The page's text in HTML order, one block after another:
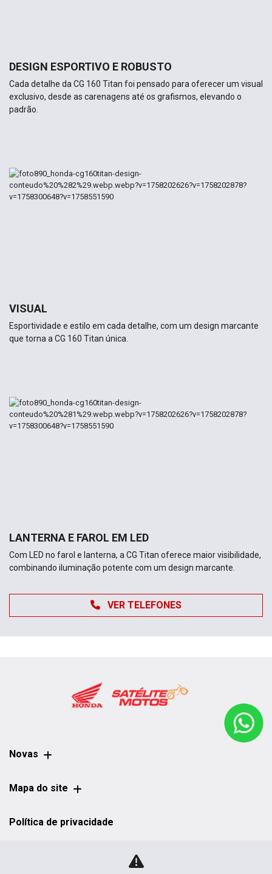
DESIGN ESPORTIVO E ROBUSTO
Cada detalhe da CG 160 Titan foi pensado para oferecer um visual
exclusivo, desde as carenagens até os grafismos, elevando o
padrão.
VISUAL
Esportividade e estilo em cada detalhe, com um design marcante
que torna a CG 160 Titan única.
LANTERNA E FAROL EM LED
Com LED no farol e lanterna, a CG Titan oferece maior visibilidade,
combinando iluminação potente com um design marcante.
VER TELEFONES
Novas
Mapa do site
Política de privacidade